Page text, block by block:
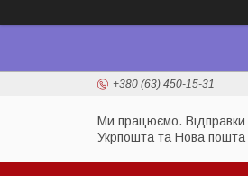
+380 (63) 450-15-31
Ми працюємо. Відправки
Укрпошта та Нова пошта